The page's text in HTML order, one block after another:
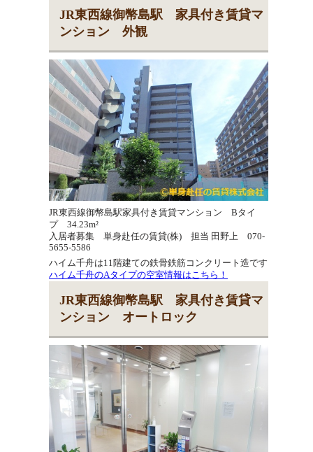
JR東西線御幣島駅 家具付き賃貸マ
ンション 外観
JR東西線御幣島駅家具付き賃貸マンション Bタイ
プ 34.23m²
入居者募集 単身赴任の賃貸(株) 担当 田野上 070-
5655-5586
ハイム千舟は11階建ての鉄骨鉄筋コンクリート造です
ハイム千舟のAタイプの空室情報はこちら！
JR東西線御幣島駅 家具付き賃貸マ
ンション オートロック